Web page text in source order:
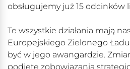
obsługujemy już 15 odcinków
Te wszystkie działania mają
Europejskiego Zielonego
być w jego awangardzie.
podjęte zobowiązania